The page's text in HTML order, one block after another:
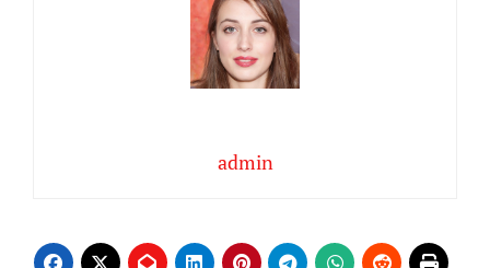
admin